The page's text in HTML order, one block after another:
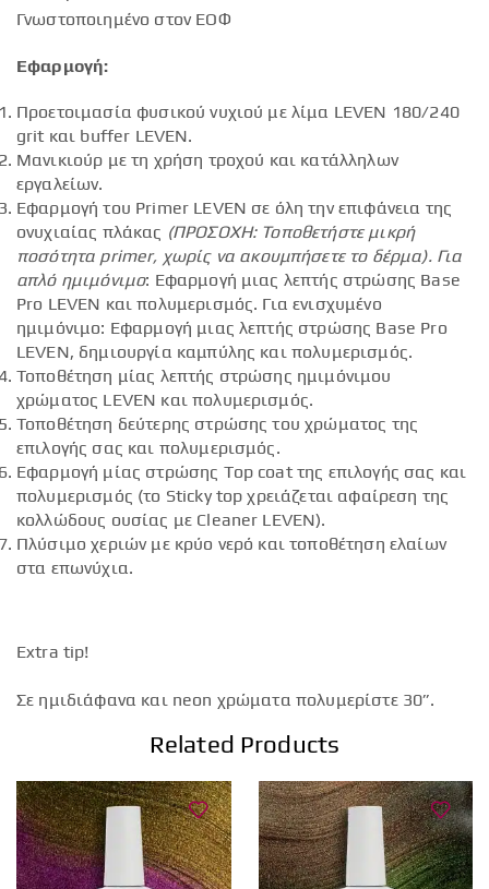
Γνωστοποιημένο στον ΕΟΦ
Εφαρμογή:
Προετοιμασία φυσικού νυχιού με λίμα LEVEN 180/240
grit και buffer LEVEN.
Μανικιούρ με τη χρήση τροχού και κατάλληλων
εργαλείων.
Εφαρμογή του Primer LEVEN σε όλη την επιφάνεια της
ονυχιαίας πλάκας (ΠΡΟΣΟΧΗ: Τοποθετήστε μικρή
ποσότητα primer, χωρίς να ακουμπήσετε το δέρμα).Για
απλό ημιμόνιμο: Εφαρμογή μιας λεπτής στρώσης Base
Pro LEVEN και πολυμερισμός. Για ενισχυμένο
ημιμόνιμο: Εφαρμογή μιας λεπτής στρώσης Base Pro
LEVEN, δημιουργία καμπύλης και πολυμερισμός.
Τοποθέτηση μίας λεπτής στρώσης ημιμόνιμου
χρώματος LEVEN και πολυμερισμός.
Τοποθέτηση δεύτερης στρώσης του χρώματος της
επιλογής σας και πολυμερισμός.
Εφαρμογή μίας στρώσης Top coat της επιλογής σας και
πολυμερισμός (το Sticky top χρειάζεται αφαίρεση της
κολλώδους ουσίας με Cleaner LEVEN).
Πλύσιμο χεριών με κρύο νερό και τοποθέτηση ελαίων
στα επωνύχια.
Extra tip!
Σε ημιδιάφανα και neon χρώματα πολυμερίστε 30”.
Related Products